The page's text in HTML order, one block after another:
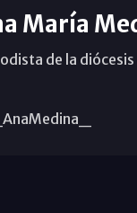
María
de la